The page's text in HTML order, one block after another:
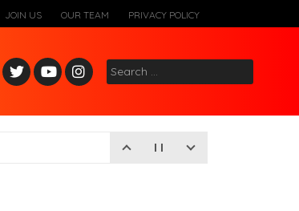
JOIN US OUR TEAM PRIVACY POLICY
Twitt
er
Yout
ube
Inst
agr
Search
for: